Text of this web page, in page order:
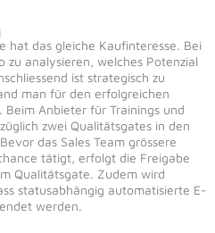
hat das gleiche Kaufinteresse. Bei
zu analysieren, welches Potenzial
ist strategisch zu
man für den erfolgreichen
Beim Anbieter für Trainings und
zwei Qualitätsgates in den
das Sales Team grössere
tätigt, erfolgt die Freigabe
Qualitätsgate. Zudem wird
statusabhängig automatisierte E-
werden.